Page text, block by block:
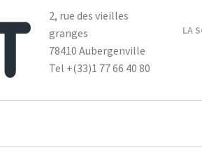
2, rue des vieilles
granges
78410 Aubergenville
Tel +(33)1 77 66 40 80
LA